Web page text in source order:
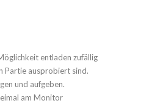
entladen zufällig
Partie ausprobiert sind.
und aufgeben.
am Monitor